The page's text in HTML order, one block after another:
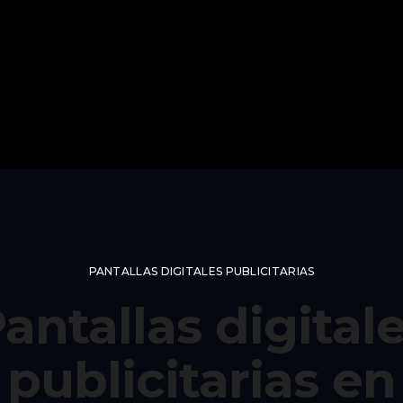
PANTALLAS DIGITALES PUBLICITARIAS
publicitarias en